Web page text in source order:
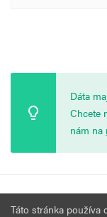
Dáta
Chcete
nám na
Táto stránka používa